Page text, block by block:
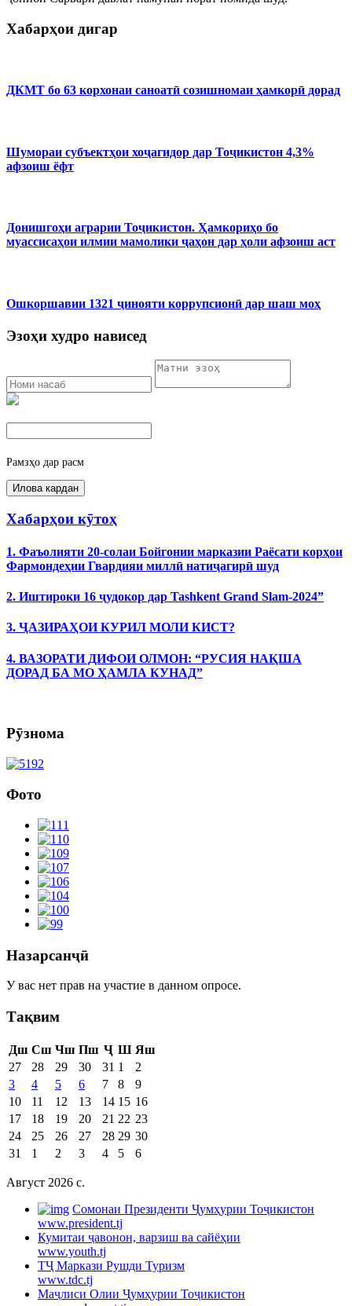
Хабарҳои дигар
ДКМТ бо 63 корхонаи саноатӣ созишномаи ҳамкорӣ дорад
Шумораи субъектҳои хоҷагидор дар Тоҷикистон 4,3%
афзоиш ёфт
Донишгоҳи аграрии Тоҷикистон. Ҳамкориҳо бо
муассисаҳои илмии мамолики ҷаҳон дар ҳоли афзоиш аст
Ошкоршавии 1321 ҷинояти коррупсионӣ дар шаш моҳ
Эзоҳи худро нависед
Рамзҳо дар расм
Хабарҳои кӯтоҳ
1. Фаъолияти 20-солаи Бойгонии марказии Раёсати корҳои
Фармондеҳии Гвардияи миллӣ натиҷагирӣ шуд
2. Иштироки 16 ҷудокор дар Tashkent Grand Slam-2024”
3. ҶАЗИРАҲОИ КУРИЛ МОЛИ КИСТ?
4. ВАЗОРАТИ ДИФОИ ОЛМОН: “РУСИЯ НАҚША
ДОРАД БА МО ҲАМЛА КУНАД”
Рӯзнома
Фото
Назарсанҷӣ
У вас нет прав на участие в данном опросе.
Тақвим
Дш Сш Чш Пш Ҷ Ш Яш
27
28 29 30 31 1
2
3
4 5 6 7 8
9
10
11 12 13 14 15 16
17
18 19 20 21 22 23
24
25 26 27 28 29 30
31
1 2 3 4 5 6
Август 2026 c.
Cомонаи Президенти Ҷумҳурии Тоҷикистон
www.president.tj
Кумитаи ҷавонон, варзиш ва сайёҳии
www.youth.tj
ТҶ Маркази Рушди Туризм
www.tdc.tj
Маҷлиси Олии Ҷумҳурии Тоҷикистон